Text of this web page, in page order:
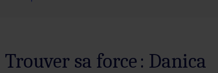
Trouver sa force : Danica